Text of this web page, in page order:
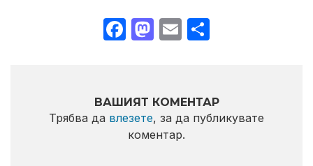
Facebook
Mastodon
Email
ВАШИЯТ КОМЕНТАР
Трябва да влезете, за да публикувате
коментар.